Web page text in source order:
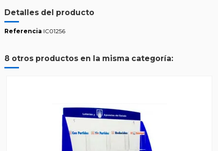
Detalles del producto
Referencia IC01256
8 otros productos en la misma categoría: